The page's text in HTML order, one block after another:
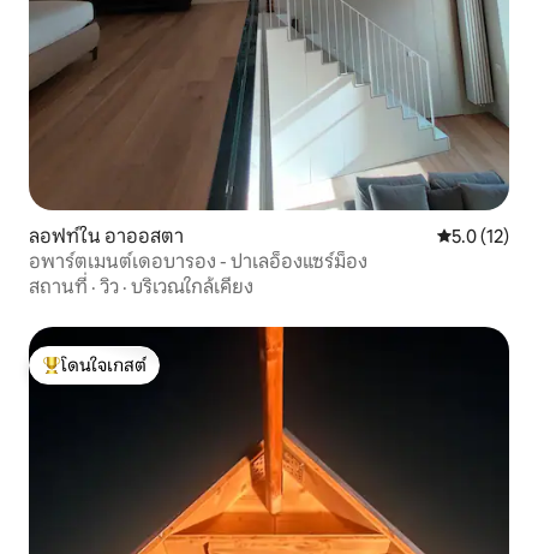
ลอฟท์ใน อาออสตา คะแนนเฉลี่ย
5.0 (12)
อพาร์ตเมนต์เดอบารอง - ปาเลอ็องแซร์ม็อง
สถานที่ · วิว · บริเวณใกล้เคียง
โดนใจเกสต์ที่สุด
โดนใจเกสต์